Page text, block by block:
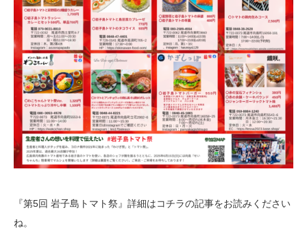
『第5回 岩子島トマト祭』詳細はコチラの記事をお読みください
ね。